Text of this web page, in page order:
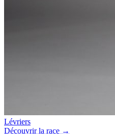
Lévriers
Découvrir la race →